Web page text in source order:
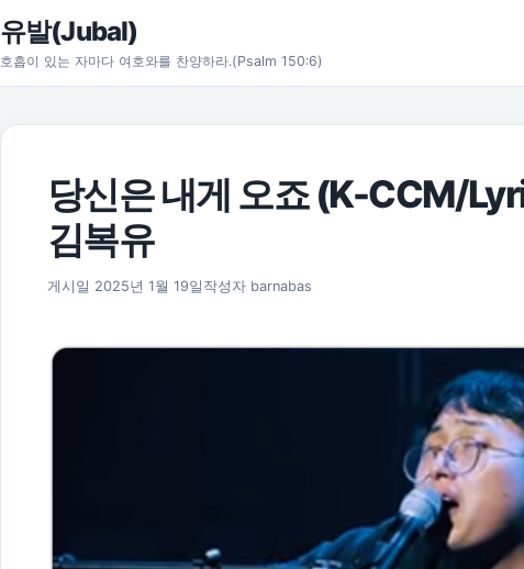
본문으로 건너뛰기
유발(Jubal)
호흡이 있는 자마다 여호와를 찬양하라.(Psalm 150:6)
당신은 내게 오죠 (K-CCM/
김복유
게시일 2025년 1월 19일 작성자 barnabas